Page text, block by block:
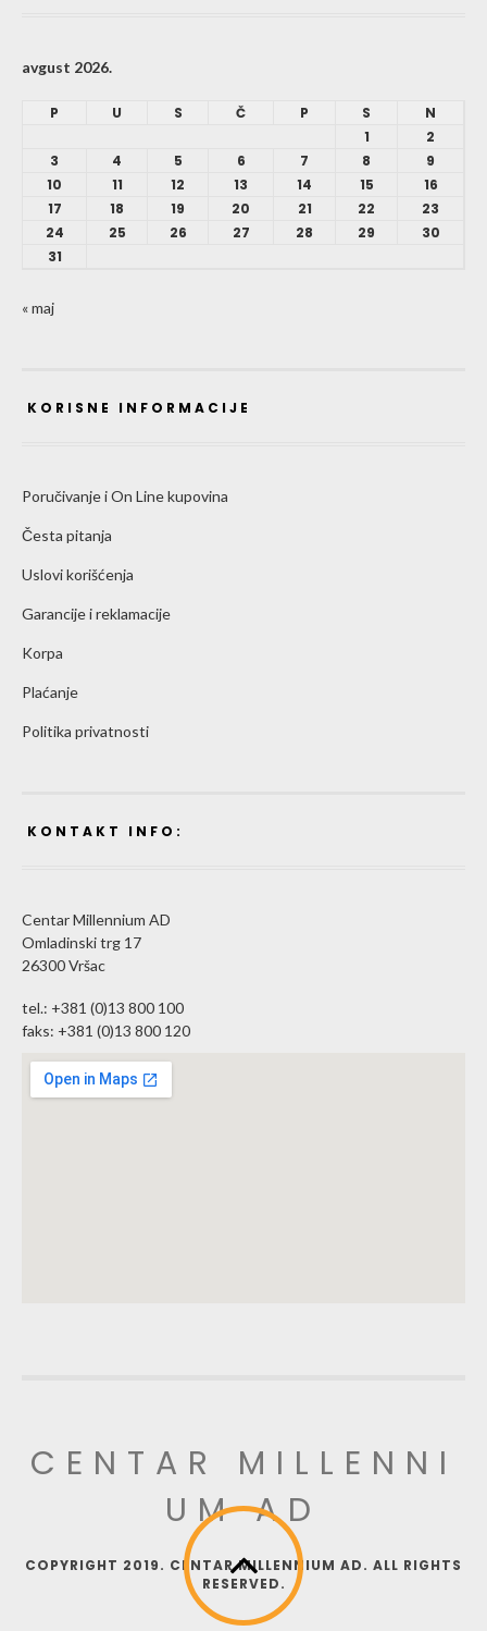
avgust 2026.
P U S Č P S
N
1
2
3
4 5 6 7 8
9
10
11 12 13 14 15
16
17
18 19 20 21 22
23
24
25 26 27 28 29
30
31
« maj
KORISNE INFORMACIJE
Poručivanje i On Line kupovina
Česta pitanja
Uslovi korišćenja
Garancije i reklamacije
Korpa
Plaćanje
Politika privatnosti
KONTAKT INFO:
Centar Millennium AD
Omladinski trg 17
26300 Vršac
tel.: +381 (0)13 800 100
faks: +381 (0)13 800 120
CENTAR MILLENNI
UM AD
COPYRIGHT 2019. CENTAR MILLENNIUM AD. ALL RIGHTS
RESERVED.